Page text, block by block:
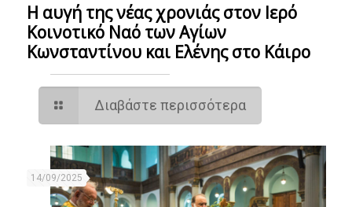
Η αυγή της νέας χρονιάς στον Ιερό
Κοινοτικό Ναό των Αγίων
Κωνσταντίνου και Ελένης στο Κάιρο
Διαβάστε περισσότερα
14/09/2025